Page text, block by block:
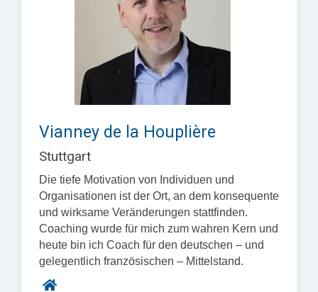
Vianney de la Houplière
Stuttgart
Die tiefe Motivation von Individuen und
Organisationen ist der Ort, an dem konsequente
und wirksame Veränderungen stattfinden.
Coaching wurde für mich zum wahren Kern und
heute bin ich Coach für den deutschen – und
gelegentlich französischen – Mittelstand.